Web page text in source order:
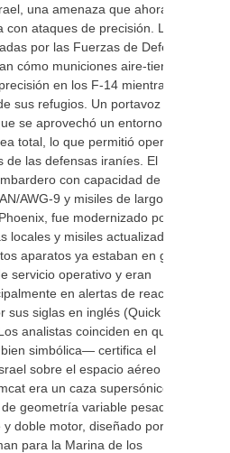
una amenaza que ahora ha
con ataques de precisión. Las
por las Fuerzas de Defensa
cómo municiones aire‑tierra
en los F‑14 mientras
sus refugios. Un portavoz
se aprovechó un entorno de
total, lo que permitió operar
de las defensas iraníes. El
con capacidad de
AWG‑9 y misiles de largo
fue modernizado por
locales y misiles actualizados.
aparatos ya estaban en gran
servicio operativo y eran
en alertas de reacción
sus siglas en inglés (Quick
analistas coinciden en que su
simbólica— certifica el
sobre el espacio aéreo
era un caza supersónico
geometría variable pesado,
doble motor, diseñado por la
para la Marina de los